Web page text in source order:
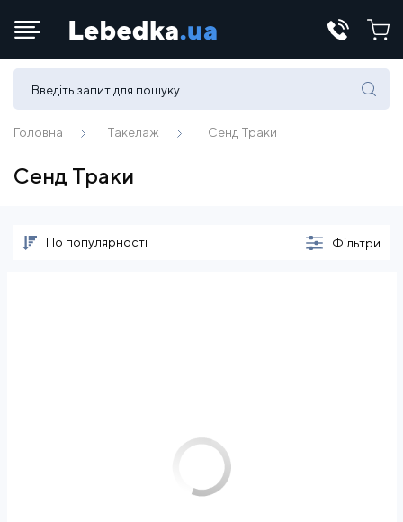
Телефони:
(067) 430 82-15
Головна Такелаж Сенд Траки
Сенд Траки
По популярності Фільтри